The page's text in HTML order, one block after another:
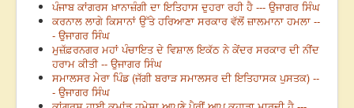
ਪੰਜਾਬ ਕਾਂਗਰਸ ਖ਼ਾਨਾਜ਼ੰਗੀ ਦਾ ਇਤਿਹਾਸ ਦੁਹਰਾ ਰਹੀ ਹੈ --- ਉਜਾਗਰ ਸਿੰਘ
ਕਰਨਾਲ ਲਾਗੇ ਕਿਸਾਨਾਂ ਉੱਤੇ ਹਰਿਆਣਾ ਸਰਕਾਰ ਵੱਲੋਂ ਜ਼ਾਲਮਾਨਾ ਹਮਲਾ --
- ਉਜਾਗਰ ਸਿੰਘ
ਮੁਜ਼ੱਫ਼ਰਨਗਰ ਮਹਾਂ ਪੰਚਾਇਤ ਦੇ ਵਿਸ਼ਾਲ ਇਕੱਠ ਨੇ ਕੇਂਦਰ ਸਰਕਾਰ ਦੀ ਨੀਂਦ
ਹਰਾਮ ਕੀਤੀ -- ਉਜਾਗਰ ਸਿੰਘ
ਸਮਾਲਸਰ ਮੇਰਾ ਪਿੰਡ (ਜੱਗੀ ਬਰਾੜ ਸਮਾਲਸਰ ਦੀ ਇਤਿਹਾਸਕ ਪੁਸਤਕ) --
- ਉਜਾਗਰ ਸਿੰਘ